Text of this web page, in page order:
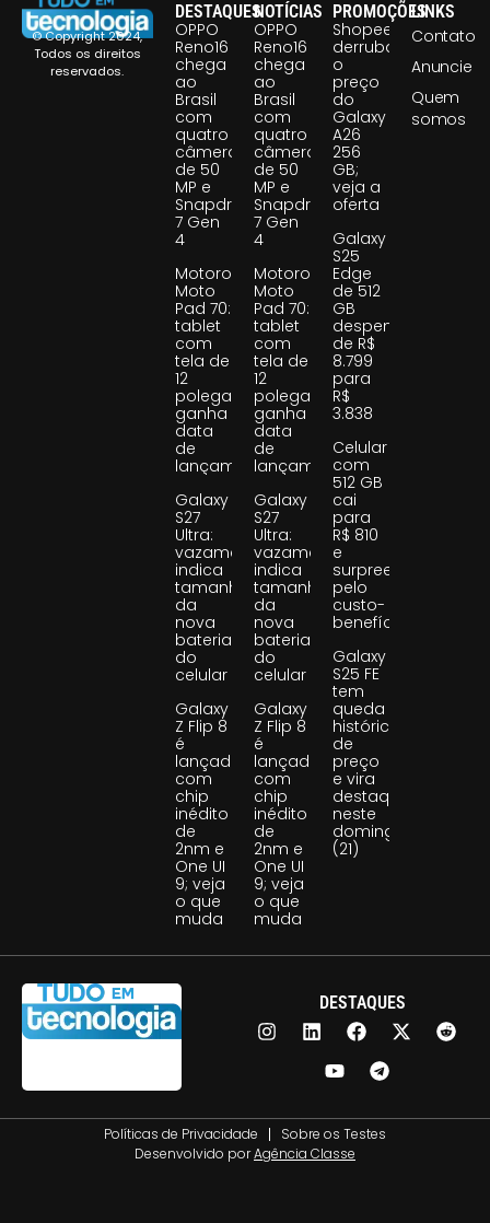
© Copyright 2024,
Todos os direitos
reservados.
DESTAQUES
OPPO
Reno16
chega
ao
Brasil
com
quatro
câmeras
de 50
MP e
Snapdragon
7 Gen
4
Motorola
Moto
Pad 70:
tablet
com
tela de
12
polegadas
ganha
data
de
lançamento
Galaxy
S27
Ultra:
vazamento
indica
tamanho
da
nova
bateria
do
celular
Galaxy
Z Flip 8
é
lançado
com
chip
inédito
de
2nm e
One UI
9; veja
o que
muda
NOTÍCIAS
OPPO
Reno16
chega
ao
Brasil
com
quatro
câmeras
de 50
MP e
Snapdragon
7 Gen
4
Motorola
Moto
Pad 70:
tablet
com
tela de
12
polegadas
ganha
data
de
lançamento
Galaxy
S27
Ultra:
vazamento
indica
tamanho
da
nova
bateria
do
celular
Galaxy
Z Flip 8
é
lançado
com
chip
inédito
de
2nm e
One UI
9; veja
o que
muda
PROMOÇÕES
Shopee
derruba
o
preço
do
Galaxy
A26
256
GB;
veja a
oferta
Galaxy
S25
Edge
de 512
GB
despenca
de R$
8.799
para
R$
3.838
Celular
com
512 GB
cai
para
R$ 810
e
surpreende
pelo
custo-
benefício
Galaxy
S25 FE
tem
queda
histórica
de
preço
e vira
destaque
neste
domingo
(21)
LINKS
Contato
Anuncie
Quem
somos
DESTAQUES
Políticas de Privacidade
Sobre os Testes
Desenvolvido porAgência Classe